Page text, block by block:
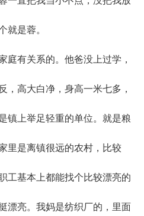
就是蓉。
有关系的。他爸没上过学，
，高大白净，身高一米七多，
镇上举足轻重的单位。就是粮
里是离镇很远的农村，比较
工基本上都能找个比较漂亮的
漂亮。我妈是纺织厂的，里面